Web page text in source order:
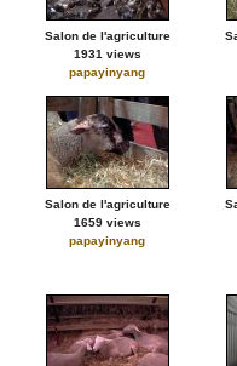
Salon de l'agriculture
1931 views
papayinyang
Salon de l'agriculture
1659 views
papayinyang